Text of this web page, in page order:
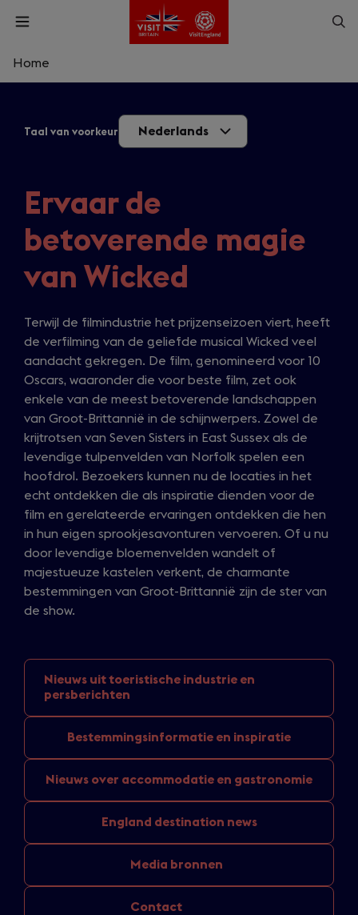
Skip
content
Open
Enter
a
Home
Taal van voorkeur Nederlands
Ervaar de
betoverende magie
van Wicked
Terwijl de filmindustrie het prijzenseizoen viert, heeft
de verfilming van de geliefde musical Wicked veel
aandacht gekregen. De film, genomineerd voor 10
Oscars, waaronder die voor beste film, zet ook
enkele van de meest betoverende landschappen
van Groot-Brittannië in de schijnwerpers. Zowel de
krijtrotsen van Seven Sisters in East Sussex als de
levendige tulpenvelden van Norfolk spelen een
hoofdrol. Bezoekers kunnen nu de locaties in het
echt ontdekken die als inspiratie dienden voor de
film en gerelateerde ervaringen ontdekken die hen
in hun eigen sprookjesavonturen vervoeren. Of u nu
door levendige bloemenvelden wandelt of
majestueuze kastelen verkent, de charmante
bestemmingen van Groot-Brittannië zijn de ster van
de show.
Nieuws uit toeristische industrie en
persberichten
Bestemmingsinformatie en inspiratie
Nieuws over accommodatie en gastronomie
England destination news
Media bronnen
Contact